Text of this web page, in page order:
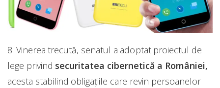
8. Vinerea trecută, senatul a adoptat proiectul de
lege privind securitatea cibernetică a României,
acesta stabilind obligațiile care revin persoanelor